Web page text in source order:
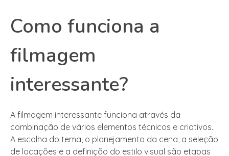
Como funciona a
filmagem
interessante?
A filmagem interessante funciona através da
combinação de vários elementos técnicos e criativos.
A escolha do tema, o planejamento da cena, a seleção
de locações e a definição do estilo visual são etapas